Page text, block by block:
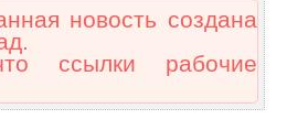
новость создана
ссылки рабочие